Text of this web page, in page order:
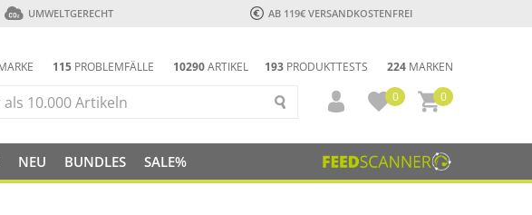
UMWELTGERECHT AB 119€ VERSANDKOSTENFREI
193 PRODUKTTESTS 224 MARKEN
115 PROBLEMFÄLLE 10290ARTIKEL
0
0
NEU BUNDLES SALE%